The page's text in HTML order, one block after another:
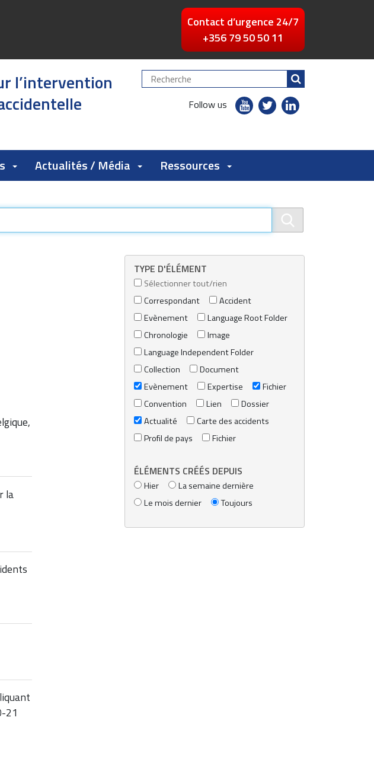
Contact d’urgence 24/7
+356 79 50 50 11
l’intervention
Chercher
par
Follow us
youtubetwitterlinkedin
Actualités / Média Ressources
TYPE D'ÉLÉMENT
Sélectionner tout/rien
Correspondant
Accident
Evènement
Language Root Folder
Chronologie
Image
Language Independent Folder
Collection
Document
Evènement
Expertise
Fichier
Convention
Lien
Dossier
Actualité
Carte des accidents
Profil de pays
Fichier
ÉLÉMENTS CRÉÉS DEPUIS
Hier
La semaine dernière
Le mois dernier
Toujours
la
21